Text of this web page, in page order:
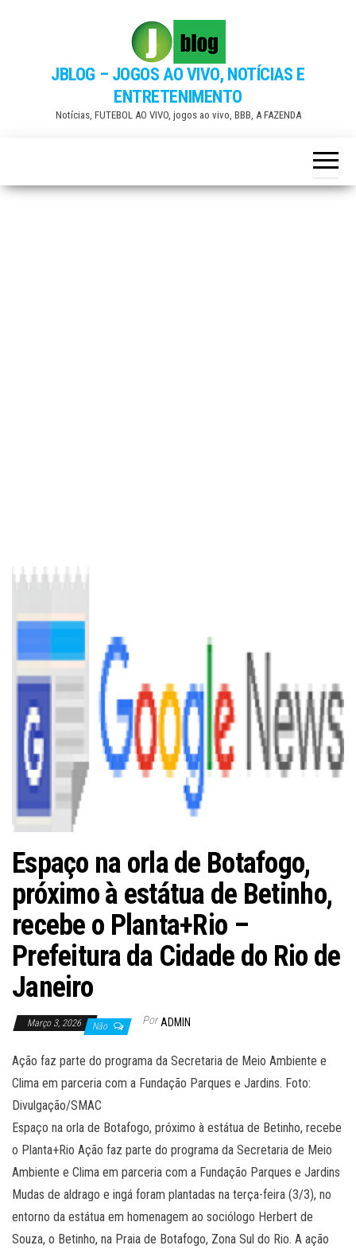
JBLOG – JOGOS AO VIVO, NOTÍCIAS E
ENTRETENIMENTO
Notícias, FUTEBOL AO VIVO, jogos ao vivo, BBB, A FAZENDA
Espaço na orla de Botafogo,
próximo à estátua de Betinho,
recebe o Planta+Rio –
Prefeitura da Cidade do Rio de
Janeiro
Março 3, 2026 Não Por ADMIN
Ação faz parte do programa da Secretaria de Meio Ambiente e
Clima em parceria com a Fundação Parques e Jardins. Foto:
Divulgação/SMAC
Espaço na orla de Botafogo, próximo à estátua de Betinho, recebe
o Planta+Rio Ação faz parte do programa da Secretaria de Meio
Ambiente e Clima em parceria com a Fundação Parques e Jardins
Mudas de aldrago e ingá foram plantadas na terça-feira (3/3), no
entorno da estátua em homenagem ao sociólogo Herbert de
Souza, o Betinho, na Praia de Botafogo, Zona Sul do Rio. A ação